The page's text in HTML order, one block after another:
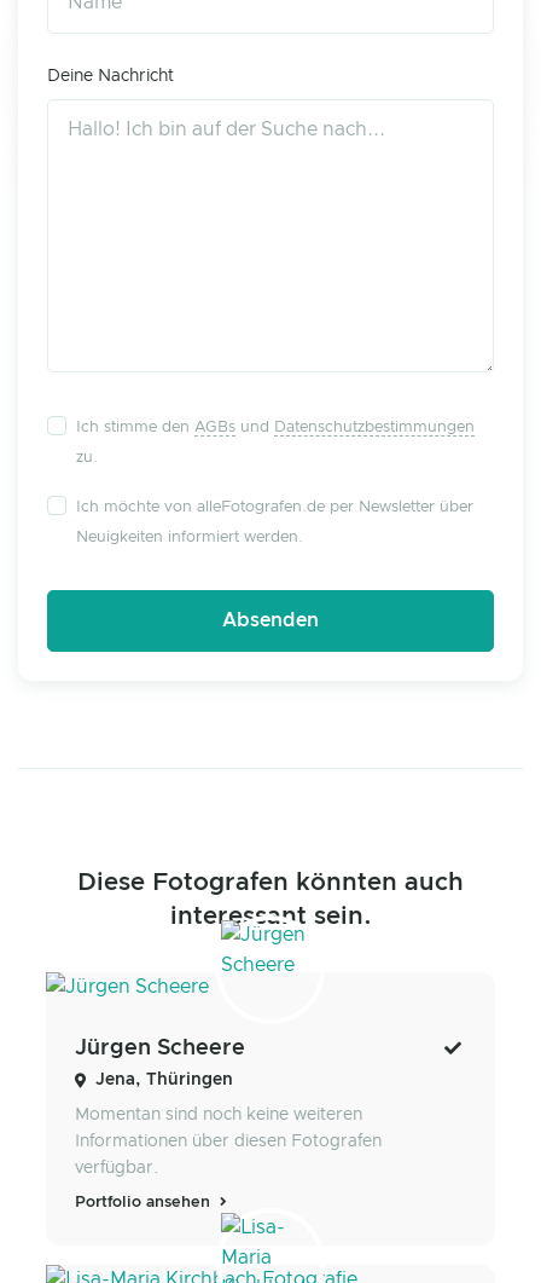
Deine Nachricht
Ich stimme den AGBs und
Datenschutzbestimmungen
zu.
Ich möchte von alleFotografen.de per Newsletter über
Neuigkeiten informiert werden.
Diese Fotografen könnten auch
interessant sein.
Jürgen Scheere
Jena, Thüringen
Momentan sind noch keine weiteren
Informationen über diesen Fotografen
verfügbar.
Portfolio ansehen